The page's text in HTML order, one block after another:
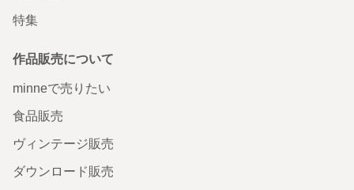
特集
作品販売について
minneで売りたい
食品販売
ヴィンテージ販売
ダウンロード販売